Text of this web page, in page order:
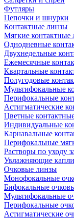
Футляры
Цепочки и шнурки
Контактные линзы
Мягкие контактные
Однодневные
Двухнедельные
Ежемесячные
Квартальные
Полугодовые
Мультифокальные
Перифокальные
Астигматические
Цветные
Индивидуальные
Карнавальные
Перифокальные
Растворы по уходу
Увлажняющие капли
Очковые линзы
Монофокальные
Бифокальные
Мультифокальные
Перифокальные
Астигматические